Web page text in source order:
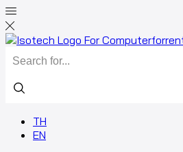
Search
TH
EN